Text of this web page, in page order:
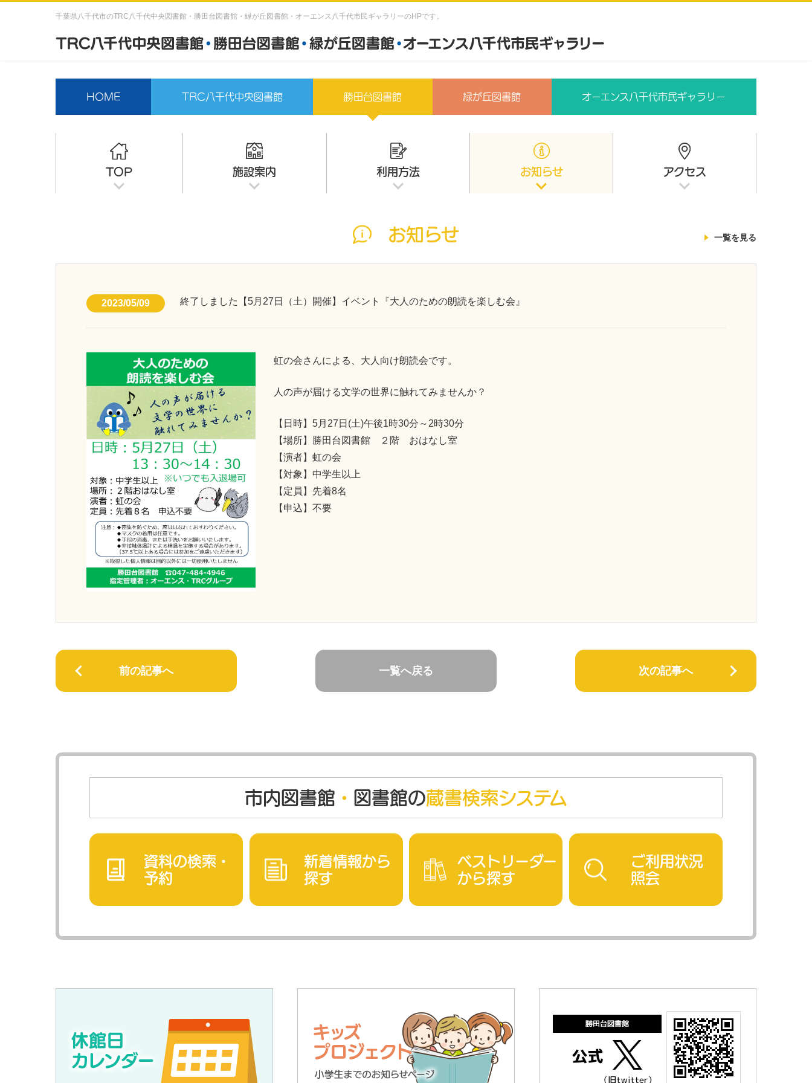
千葉県八千代市のTRC八千代中央図書館・勝田台図書館・緑が丘図書館・オーエンス八千代市民ギャラリーのHPです。
HOME TRC八千代中央図書館 勝田台図書館 緑が丘図書館 オーエンス八千代市民ギャラリー
TOP 施設案内 利用方法 お知らせ アクセス
お知らせ 一覧を見る
2023/05/09 終了しました【5月27日（土）開催】イベント『大人のための朗読を楽しむ会』
虹の会さんによる、大人向け朗読会です。
人の声が届ける文学の世界に触れてみませんか？
【日時】5月27日(土)午後1時30分～2時30分
【場所】勝田台図書館 ２階 おはなし室
【演者】虹の会
【対象】中学生以上
【定員】先着8名
【申込】不要
前の記事へ 一覧へ戻る 次の記事へ
市内図書館 ・ 図書館の蔵書検索システム
資料の検索・
予約
新着情報から
探す
ベストリーダー
から探す
ご利用状況
照会